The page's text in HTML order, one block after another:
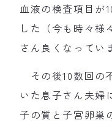
血液の検査項目が
した（今も時々様
さん良くなってい
その後10数回の
いた息子さん夫婦
子の質と子宮卵巣